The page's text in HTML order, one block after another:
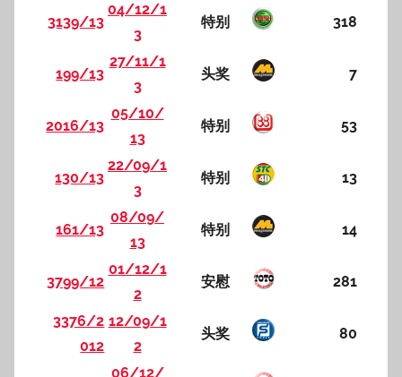
3139/13
04/12/1
3
特别 318
199/13
27/11/1
3
头奖 7
2016/13
05/10/
13
特别 53
130/13
22/09/1
3
特别 13
161/13
08/09/
13
特别 14
3799/12
01/12/1
2
安慰 281
3376/2
012
12/09/1
2
头奖 80
06/12/